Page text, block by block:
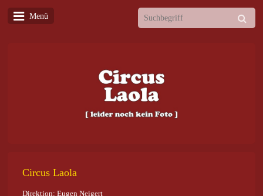
Menü
Circus Laola
Direktion: Eugen Neigert